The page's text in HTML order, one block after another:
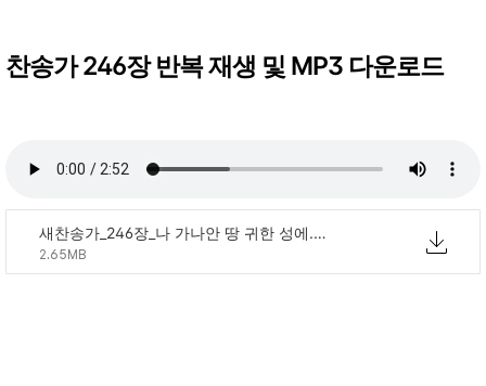
찬송가 246장 반복 재생 및 MP3 다운로드
새찬송가_246장_나 가나안 땅 귀한 성에.mp3
2.65MB